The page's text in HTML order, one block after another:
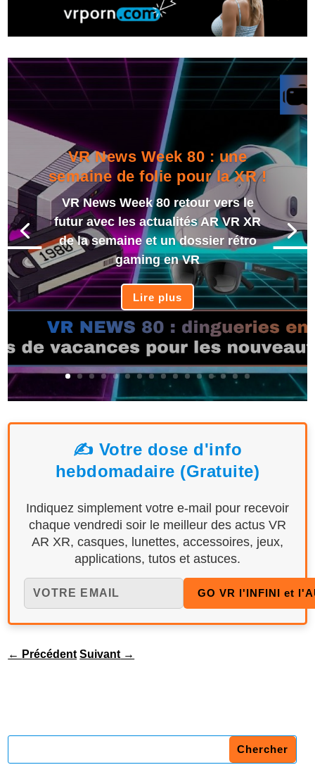
VR News Week 80 : une
semaine de folie pour la XR !
VR News Week 80 retour vers le
futur avec les actualités AR VR XR
de la semaine et un dossier rétro
gaming en VR
Lire plus
✍️ Votre dose d'info
hebdomadaire (Gratuite)
Indiquez simplement votre e-mail pour recevoir
chaque vendredi soir le meilleur des actus VR
AR XR, casques, lunettes, accessoires, jeux,
applications, tutos et astuces.
← Précédent Suivant →